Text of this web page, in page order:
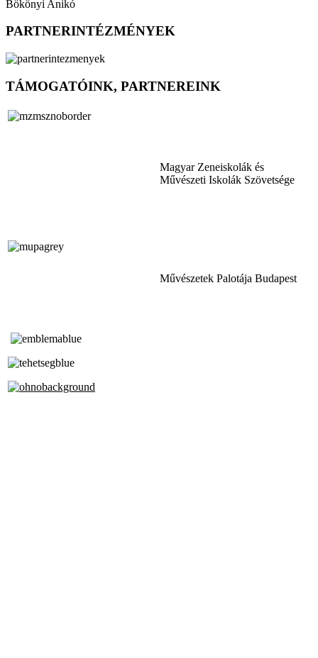
Bökönyi Anikó
PARTNERINTÉZMÉNYEK
TÁMOGATÓINK, PARTNEREINK
Magyar Zeneiskolák és
Művészeti Iskolák Szövetsége
Művészetek Palotája Budapest